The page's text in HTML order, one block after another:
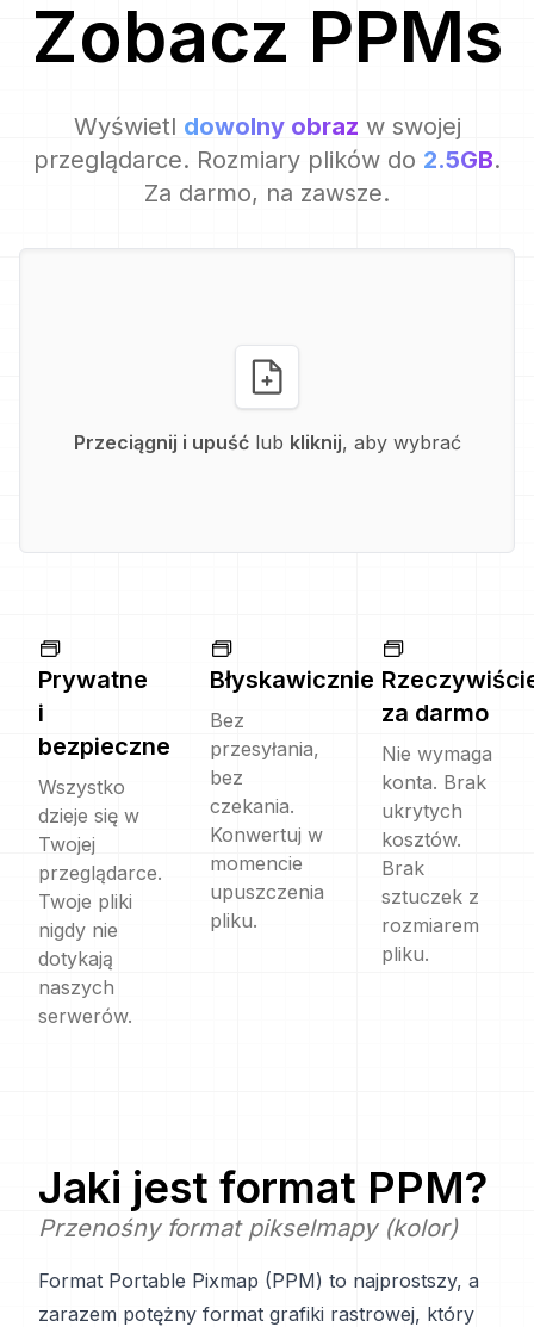
Zobacz PPMs
Wyświetl dowolny obraz w swojej
przeglądarce. Rozmiary plików do 2.5GB.
Za darmo, na zawsze.
Przeciągnij i upuść lub kliknij, aby wybrać
Prywatne
i
bezpieczne
Wszystko
dzieje się w
Twojej
przeglądarce.
Twoje pliki
nigdy nie
dotykają
naszych
serwerów.
Błyskawicznie
Bez
przesyłania,
bez
czekania.
Konwertuj w
momencie
upuszczenia
pliku.
za darmo
Nie wymaga
konta. Brak
ukrytych
kosztów.
Brak
sztuczek z
rozmiarem
pliku.
Jaki jest format PPM?
Przenośny format pikselmapy (kolor)
Format Portable Pixmap (PPM) to najprostszy, a
zarazem potężny format grafiki rastrowej, który